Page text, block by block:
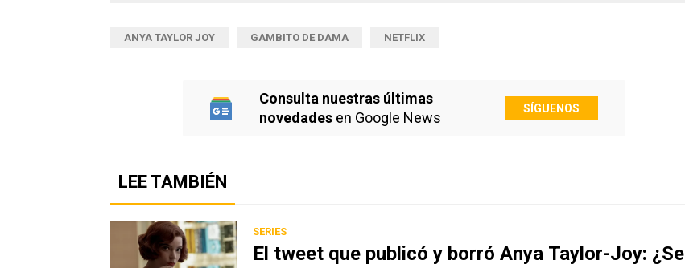
ANYA TAYLOR JOY GAMBITO DE DAMA NETFLIX
Consulta nuestras últimas
novedades en Google News
SÍGUENOS
LEE TAMBIÉN
SERIES
El tweet que publicó y borró Anya Taylor-Joy: ¿Se